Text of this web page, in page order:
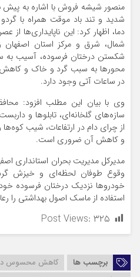
منصور شیشه فروش با اشاره به پیش
شدید و تند باد موقت همراه با
شمال، شرق و مرکز استان اصفهان
شکستن درختان فرسوده، آسیب به
محورها به سبب گرد و خاک و کاهش
در ساعات آتی وجود دارد.
وی با بیان این مطلب افزود:
سازه‌های گلخانه‌ای، تابلوها و
از چرای دام در ارتفاعات، شیب
و کاهش آن ضروری است.
مدیرکل مدیریت بحران استانداری
وقوع طوفان لحظه‌ای و خیزش
خودروها نزدیک درختان فرسوده
استفاده از ماسک اصول بهداشتی را
Post Views: ۳۲۵
برچسب ها
کاهش محسوس